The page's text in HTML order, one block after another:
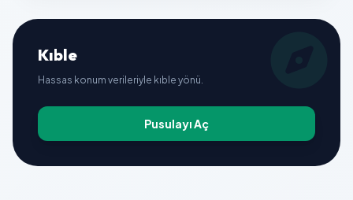
Kıble
Hassas konum verileriyle kıble yönü.
Pusulayı Aç